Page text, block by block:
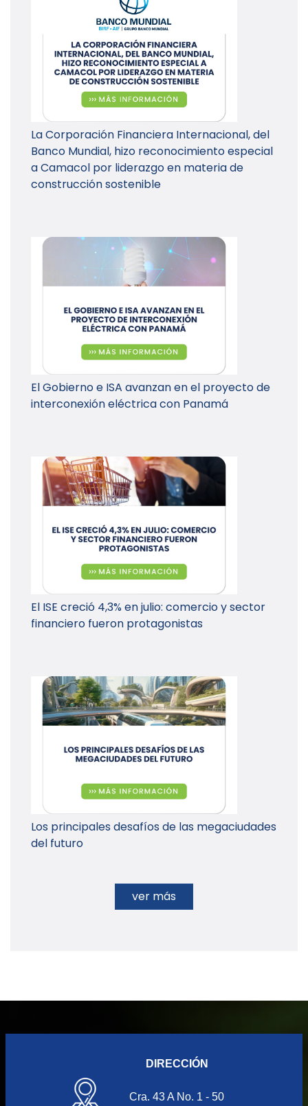
La Corporación Financiera Internacional, del
Banco Mundial, hizo reconocimiento especial
a Camacol por liderazgo en materia de
construcción sostenible
El Gobierno e ISA avanzan en el proyecto de
interconexión eléctrica con Panamá
El ISE creció 4,3% en julio: comercio y sector
financiero fueron protagonistas
Los principales desafíos de las megaciudades
del futuro
ver más
DIRECCIÓN
Cra. 43 A No. 1 - 50